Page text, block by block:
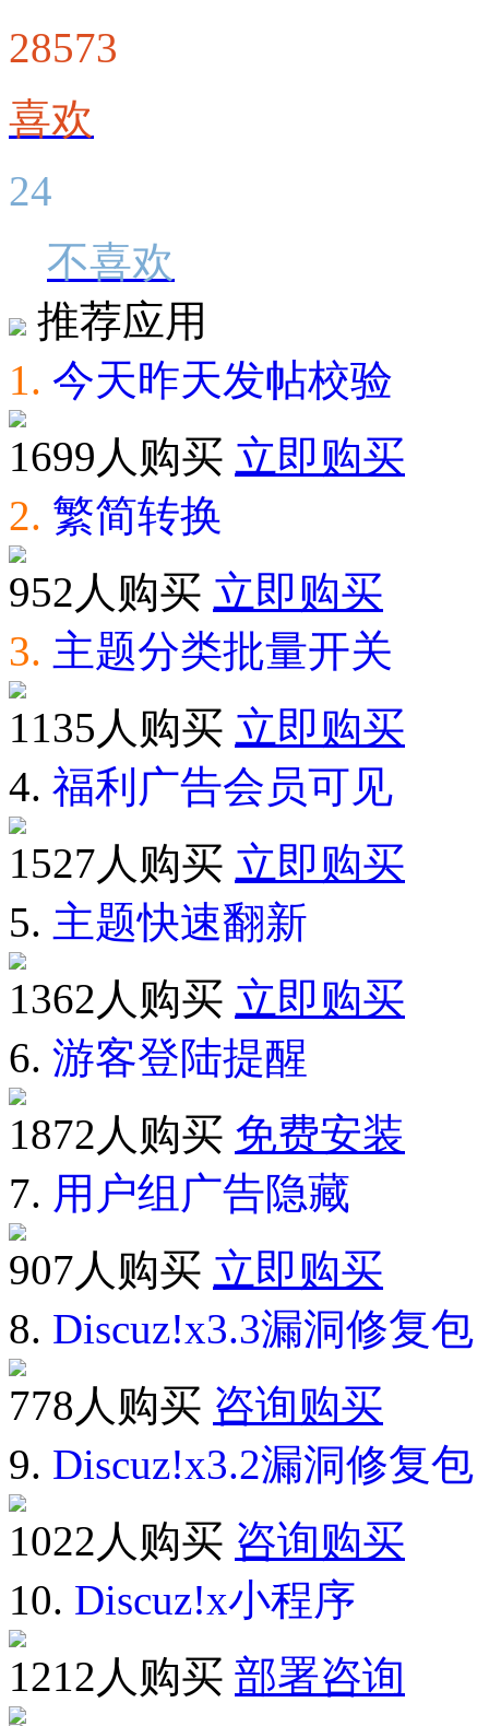
28573
喜欢
24
不喜欢
推荐应用
1. 今天昨天发帖校验
1699人购买 立即购买
2. 繁简转换
952人购买 立即购买
3. 主题分类批量开关
1135人购买 立即购买
4. 福利广告会员可见
1527人购买 立即购买
5. 主题快速翻新
1362人购买 立即购买
6. 游客登陆提醒
1872人购买 免费安装
7. 用户组广告隐藏
907人购买 立即购买
8. Discuz!x3.3漏洞修复包
778人购买 咨询购买
9. Discuz!x3.2漏洞修复包
1022人购买 咨询购买
10. Discuz!x小程序
1212人购买 部署咨询